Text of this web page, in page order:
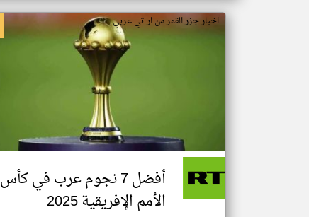
اخبار جزر القمر من ار تي عربي
أفضل 7 نجوم عرب في كأس
الأمم الإفريقية 2025